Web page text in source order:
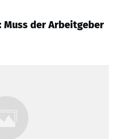
der Arbeitgeber